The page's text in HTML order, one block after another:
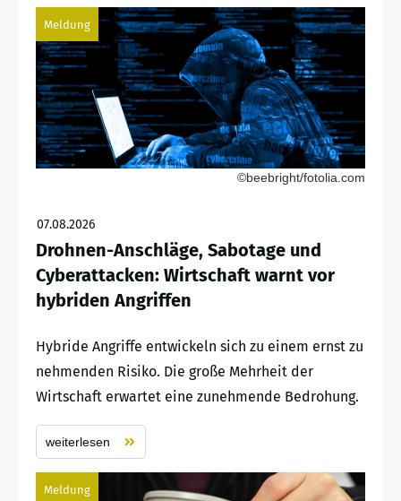
Meldung
©beebright/fotolia.com
07.08.2026
Drohnen-Anschläge, Sabotage und
Cyberattacken: Wirtschaft warnt vor
hybriden Angriffen
Hybride Angriffe entwickeln sich zu einem ernst zu
nehmenden Risiko. Die große Mehrheit der
Wirtschaft erwartet eine zunehmende Bedrohung.
weiterlesen
Meldung